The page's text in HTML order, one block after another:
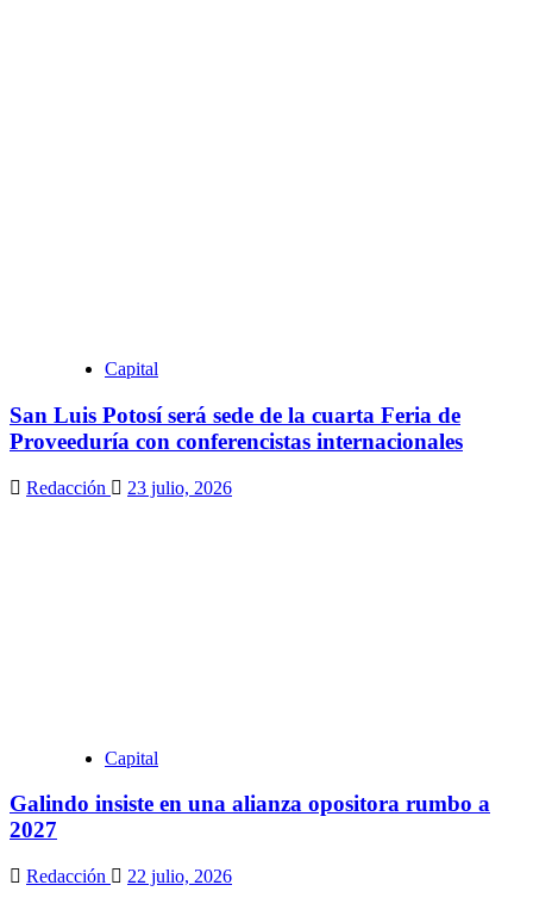
Capital
San Luis Potosí será sede de la cuarta Feria de
Proveeduría con conferencistas internacionales
Redacción 23 julio, 2026
Capital
Galindo insiste en una alianza opositora rumbo a
2027
Redacción 22 julio, 2026